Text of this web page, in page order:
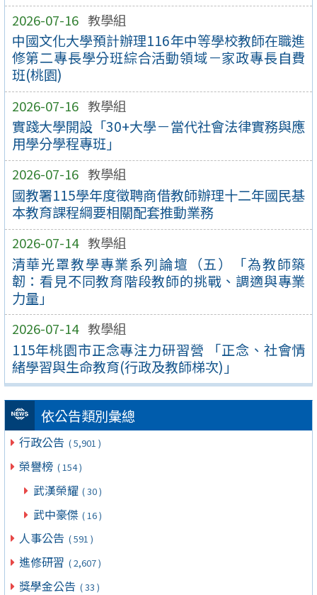
2026-07-16 教學組
中國文化大學預計辦理116年中等學校教師在職進
修第二專長學分班綜合活動領域－家政專長自費
班(桃園)
2026-07-16 教學組
實踐大學開設「30+大學－當代社會法律實務與應
用學分學程專班」
2026-07-16 教學組
國教署115學年度徵聘商借教師辦理十二年國民基
本教育課程綱要相關配套推動業務
2026-07-14 教學組
清華光罩教學專業系列論壇（五）「為教師築
韌：看見不同教育階段教師的挑戰、調適與專業
力量」
2026-07-14 教學組
115年桃園市正念專注力研習營 「正念、社會情
緒學習與生命教育(行政及教師梯次)」
依公告類別彙總
行政公告 ( 5,901 )
榮譽榜 ( 154 )
武漢榮耀 ( 30 )
武中豪傑 ( 16 )
人事公告 ( 591 )
進修研習 ( 2,607 )
獎學金公告 ( 33 )